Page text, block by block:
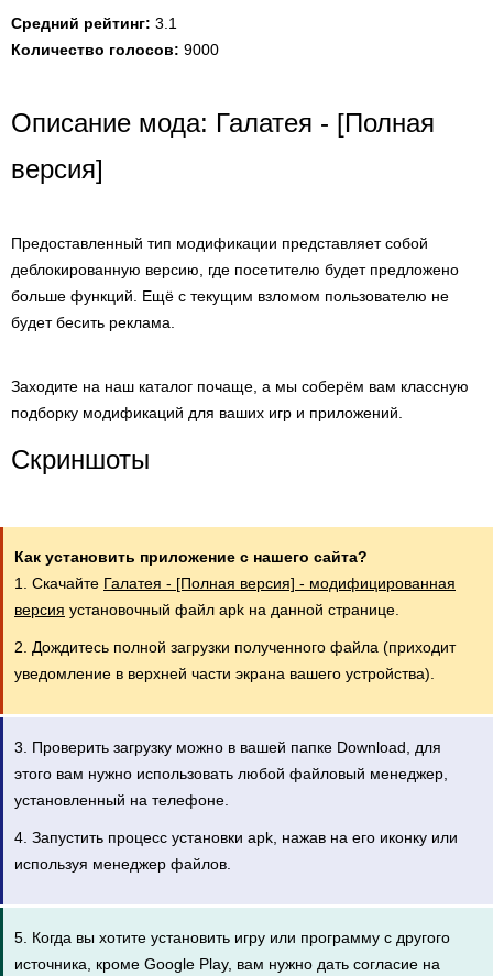
Средний рейтинг: 3.1
Количество голосов: 9000
Описание мода: Галатея - [Полная
версия]
Предоставленный тип модификации представляет собой
деблокированную версию, где посетителю будет предложено
больше функций. Ещё с текущим взломом пользователю не
будет бесить реклама.
Заходите на наш каталог почаще, а мы соберём вам классную
подборку модификаций для ваших игр и приложений.
Скриншоты
Как установить приложение с нашего сайта?
1. Скачайте Галатея - [Полная версия] - модифицированная
версия установочный файл apk на данной странице.
2. Дождитесь полной загрузки полученного файла (приходит
уведомление в верхней части экрана вашего устройства).
3. Проверить загрузку можно в вашей папке Download, для
этого вам нужно использовать любой файловый менеджер,
установленный на телефоне.
4. Запустить процесс установки apk, нажав на его иконку или
используя менеджер файлов.
5. Когда вы хотите установить игру или программу с другого
источника, кроме Google Play, вам нужно дать согласие на